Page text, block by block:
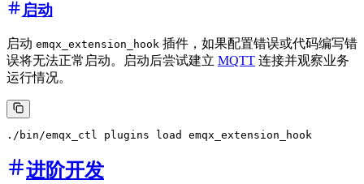
启动
启动 emqx_extension_hook 插件，如果配置错误或代码编写错
误将无法正常启动。启动后尝试建立 MQTT 连接并观察业务
运行情况。
进阶开发